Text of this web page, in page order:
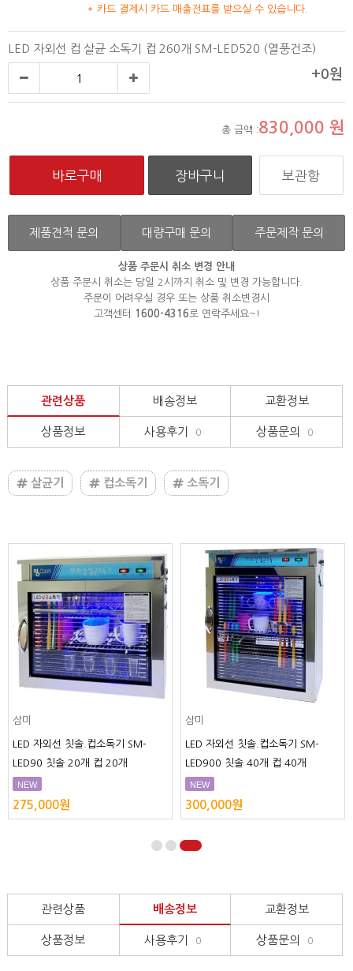
* 카드 결제시 카드 매출전표를 받으실 수 있습니다.
LED 자외선 컵 살균 소독기 컵 260개 SM-LED520 (열풍건조)
+0원
총 금액 :830,000 원
보관함
제품견적 문의 대량구매 문의 주문제작 문의
상품 주문시 취소 변경 안내
상품 주문시 취소는 당일 2시까지 취소 및 변경 가능합니다.
주문이 어려우실 경우 또는 상품 취소변경시
고객센터
1600-4316로 연락주세요~!
관련상품 배송정보 교환정보
상품정보 사용후기 0 상품문의 0
살균기 컵소독기 소독기
삼미
LED 자외선 컵 살균 건조 소독기 컵
60개 SM-LED90(건조)
NEW
300,000원
삼미
LED 자외선 컵 살균 소독기 컵 260
개 SM-LED520
NEW
680,000원
관련상품 배송정보 교환정보
상품정보 사용후기 0 상품문의 0